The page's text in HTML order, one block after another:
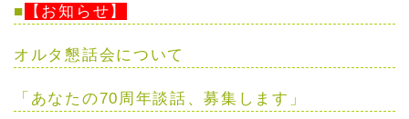
■ 【お知らせ】
オルタ懇話会について
「あなたの70周年談話、募集します」